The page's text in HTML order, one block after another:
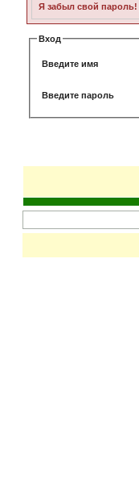
Я забыл свой пароль!
Вход
Введите имя
Введите пароль